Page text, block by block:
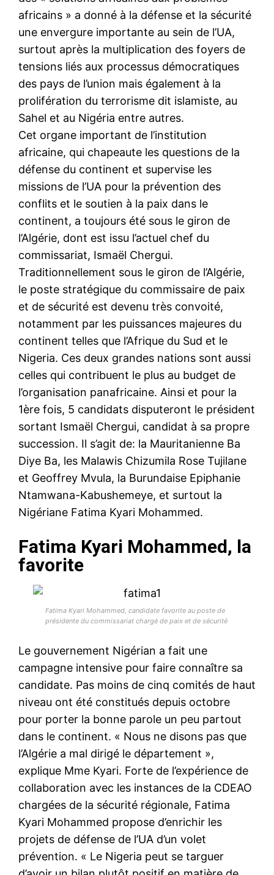
africains » a donné à la défense et la sécurité
une envergure importante au sein de l’UA,
surtout après la multiplication des foyers de
tensions liés aux processus démocratiques
des pays de l’union mais également à la
prolifération du terrorisme dit islamiste, au
Sahel et au Nigéria entre autres.
Cet organe important de l’institution
africaine, qui chapeaute les questions de la
défense du continent et supervise les
missions de l’UA pour la prévention des
conflits et le soutien à la paix dans le
continent, a toujours été sous le giron de
l’Algérie, dont est issu l’actuel chef du
commissariat, Ismaël Chergui.
Traditionnellement sous le giron de l’Algérie,
le poste stratégique du commissaire de paix
et de sécurité est devenu très convoité,
notamment par les puissances majeures du
continent telles que l’Afrique du Sud et le
Nigeria. Ces deux grandes nations sont aussi
celles qui contribuent le plus au budget de
l’organisation panafricaine. Ainsi et pour la
1ère fois, 5 candidats disputeront le président
sortant Ismaël Chergui, candidat à sa propre
succession. Il s’agit de: la Mauritanienne Ba
Diye Ba, les Malawis Chizumila Rose Tujilane
et Geoffrey Mvula, la Burundaise Epiphanie
Ntamwana-Kabushemeye, et surtout la
Nigériane Fatima Kyari Mohammed.
Fatima Kyari Mohammed, la
favorite
Fatima Kyari Mohammed, candidate favorite au poste de
présidente du commissariat chargé de paix et de sécurité
Le gouvernement Nigérian a fait une
campagne intensive pour faire connaître sa
candidate. Pas moins de cinq comités de haut
niveau ont été constitués depuis octobre
pour porter la bonne parole un peu partout
dans le continent. « Nous ne disons pas que
l’Algérie a mal dirigé le département »,
explique Mme Kyari. Forte de l’expérience de
collaboration avec les instances de la CDEAO
chargées de la sécurité régionale, Fatima
Kyari Mohammed propose d’enrichir les
projets de défense de l’UA d’un volet
prévention. « Le Nigeria peut se targuer